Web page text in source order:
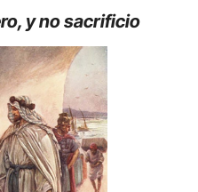
y no sacrificio